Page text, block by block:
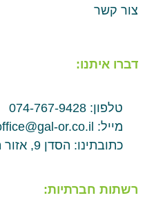
צור קשר
דברו איתנו:
טלפון: 074-767-9428
מייל: office@gal-or.co.il
כתובתינו: הסדן 9, אזור התעשיה חולון
רשתות חברתיות: